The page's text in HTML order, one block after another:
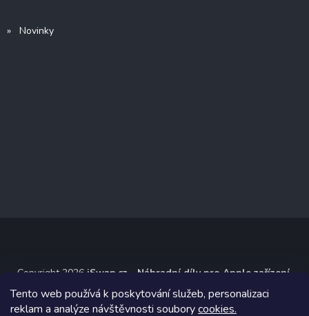
Tento web používá k poskytování služeb, personalizaci
reklam a analýze návštěvnosti souborycookies.
» Novinky
Copyright 2026 iSwap.cz - Náhradní díly pro Apple zařízení
Všechna práva vyhrazena.
Grafický návrh vytvořil a na Shoptet implementoval